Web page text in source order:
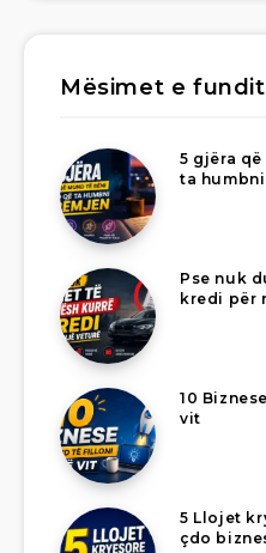
Mësimet e fundit
5 gjëra
ta
Pse nuk
kredi për
10
vit
5 Llojet
çdo